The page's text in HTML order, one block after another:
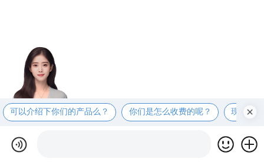
可以介绍下你们的产品么？ 你们是怎么收费的呢？ 现在有